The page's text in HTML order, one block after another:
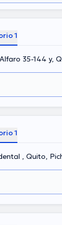
1
35-144 y,
1
, Quito,